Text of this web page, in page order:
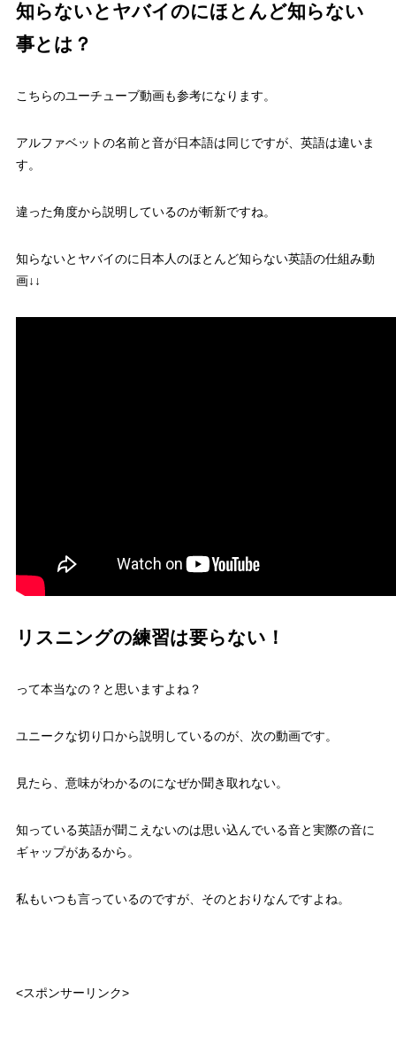
知らないとヤバイのにほとんど知らない
事とは？
こちらのユーチューブ動画も参考になります。
アルファベットの名前と音が日本語は同じですが、英語は違いま
す。
違った角度から説明しているのが斬新ですね。
知らないとヤバイのに日本人のほとんど知らない英語の仕組み動
画↓↓
リスニングの練習は要らない！
って本当なの？と思いますよね？
ユニークな切り口から説明しているのが、次の動画です。
見たら、意味がわかるのになぜか聞き取れない。
知っている英語が聞こえないのは思い込んでいる音と実際の音に
ギャップがあるから。
私もいつも言っているのですが、そのとおりなんですよね。
<スポンサーリンク>